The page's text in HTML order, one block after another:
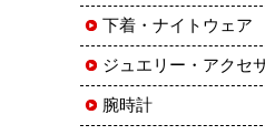
下着・ナイトウェア
ジュエリー・アクセ
腕時計